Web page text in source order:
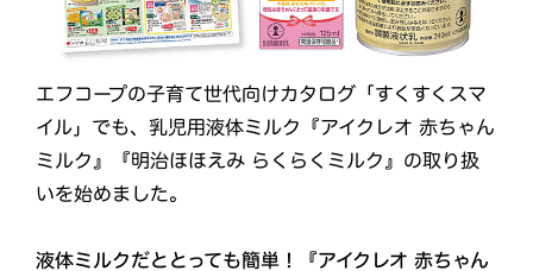
エフコープの子育て世代向けカタログ「すくすくスマ
イル」でも、乳児用液体ミルク『アイクレオ 赤ちゃん
ミルク』『明治ほほえみ らくらくミルク』の取り扱
いを始めました。
液体ミルクだととっても簡単！『アイクレオ 赤ちゃん